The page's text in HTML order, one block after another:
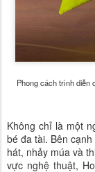
Phong cách trình diễn
Không chỉ là một
bé đa tài. Bên
hát, nhảy múa và
vực nghệ thuật,